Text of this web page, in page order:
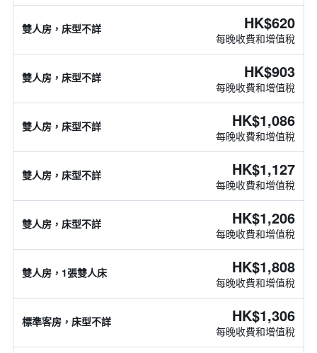
雙人房，床型不詳 HK$620
每晚收費和增值稅
雙人房，床型不詳 HK$903
每晚收費和增值稅
雙人房，床型不詳 HK$1,086
每晚收費和增值稅
雙人房，床型不詳 HK$1,127
每晚收費和增值稅
雙人房，床型不詳 HK$1,206
每晚收費和增值稅
雙人房，1張雙人床 HK$1,808
每晚收費和增值稅
標準客房，床型不詳 HK$1,306
每晚收費和增值稅